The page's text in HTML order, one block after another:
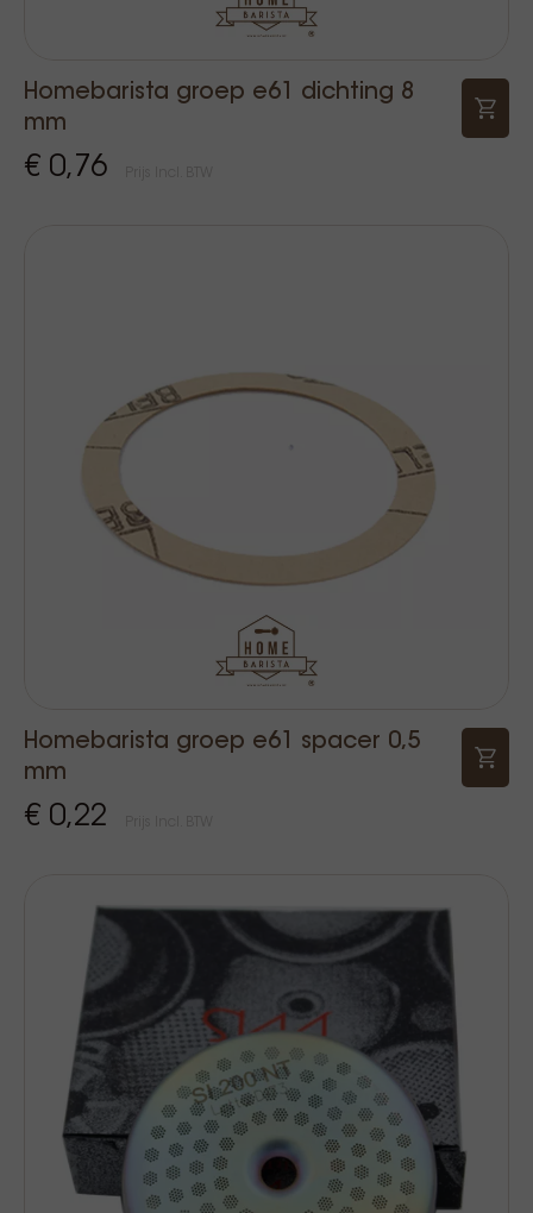
Homebarista groep e61 dichting 8
mm
€ 0,76
Homebarista groep e61 spacer 0,5
mm
€ 0,22